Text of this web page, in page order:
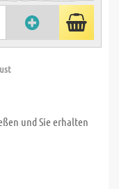
und Sie erhalten